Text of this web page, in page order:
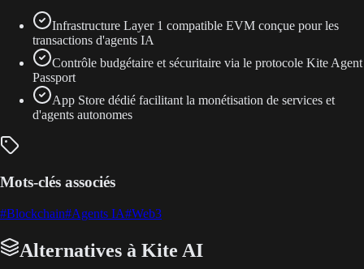
Infrastructure Layer 1 compatible EVM conçue pour les
transactions d'agents IA
Contrôle budgétaire et sécuritaire via le protocole Kite Agent
Passport
App Store dédié facilitant la monétisation de services et
d'agents autonomes
Mots-clés associés
#Blockchain#Agents IA#Web3
Alternatives à Kite AI